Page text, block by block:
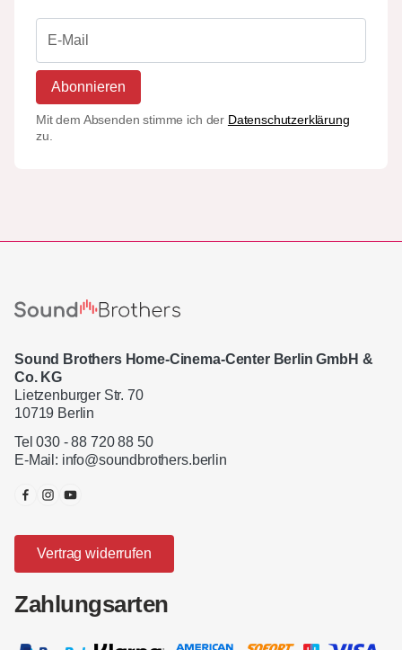
Abonnieren
Mit dem Absenden stimme ich der Datenschutzerklärung
zu.
Sound Brothers Home-Cinema-Center Berlin GmbH &
Co. KG
Lietzenburger Str. 70
10719 Berlin
Tel 030 - 88 720 88 50
E-Mail: info@soundbrothers.berlin
Vertrag widerrufen
Zahlungsarten